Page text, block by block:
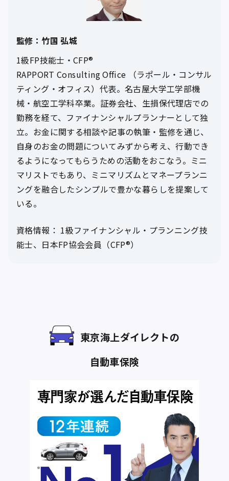
監修：竹国 弘城
1級FP技能士・CFP®
RAPPORT Consulting Office （ラポール・コンサル
ティング・オフィス）代表。名古屋大学工学部機
械・航空工学科卒業。証券会社、生損保代理店での
勤務を経て、ファイナンシャルプランナーとして独
立。お金に関する相談や記事の執筆・監修を通じ、
自身のお金の問題についてみずから考え、行動でき
るようになってもらうための活動をおこなう。ミニ
マリストでもあり、ミニマリズムとマネープランニ
ングを融合したシンプルで豊かな暮らしを提案して
いる。
資格情報： 1級ファイナンシャル・プランニング技
能士、日本FP協会会員（CFP®）
東京海上ダイレクトの
自動車保険